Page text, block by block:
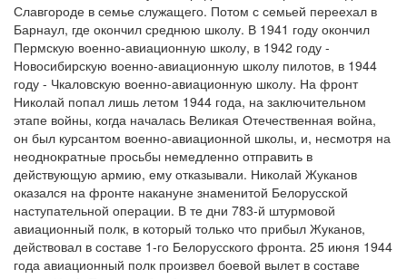
Славгороде в семье служащего. Потом с семьей переехал в
Барнаул, где окончил среднюю школу. В 1941 году окончил
Пермскую военно-авиационную школу, в 1942 году -
Новосибирскую военно-авиационную школу пилотов, в 1944
году - Чкаловскую военно-авиационную школу. На фронт
Николай попал лишь летом 1944 года, на заключительном
этапе войны, когда началась Великая Отечественная война,
он был курсантом военно-авиационной школы, и, несмотря на
неоднократные просьбы немедленно отправить в
действующую армию, ему отказывали. Николай Жуканов
оказался на фронте накануне знаменитой Белорусской
наступательной операции. В те дни 783-й штурмовой
авиационный полк, в который только что прибыл Жуканов,
действовал в составе 1-го Белорусского фронта. 25 июня 1944
года авиационный полк произвел боевой вылет в составе